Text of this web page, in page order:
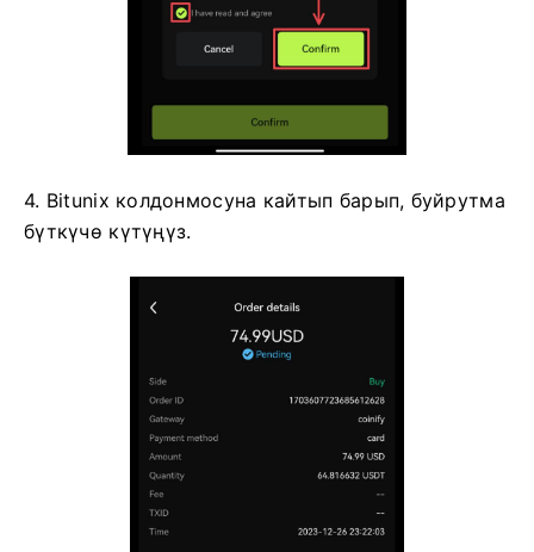
4. Bitunix колдонмосуна кайтып барып, буйрутма
бүткүчө күтүңүз.